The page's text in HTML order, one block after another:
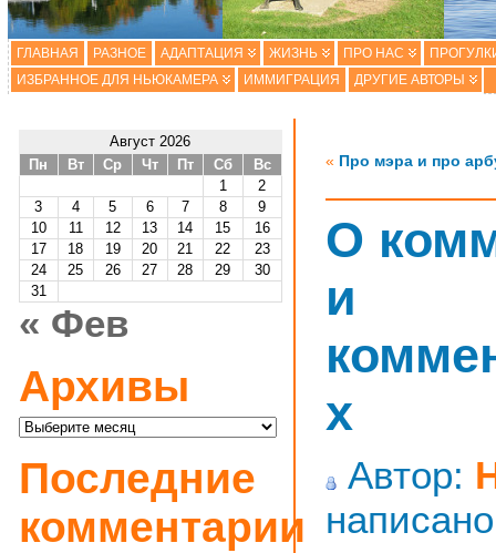
ГЛАВНАЯ РАЗНОЕ АДАПТАЦИЯ ЖИЗНЬ ПРО НАС
ИЗБРАННОЕ ДЛЯ НЬЮКАМЕРА
ИММИГРАЦИЯ ДРУГИЕ АВТОРЫ
Август 2026
Пн
Вт Ср Чт Пт Сб
Вс
1
2
3
4 5 6 7 8
9
10
11 12 13 14 15
16
17
18 19 20 21 22
23
24
25 26 27 28 29
30
31
« Фев
Архивы
Архивы
Последние
комментарии
« Про мэра и про
О
и
х
Автор: